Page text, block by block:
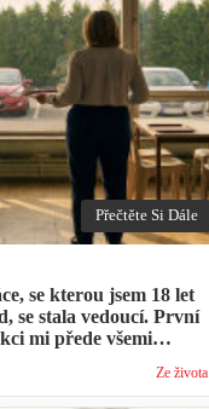
Přečtěte Si Dále
se kterou jsem 18 let
se stala vedoucí. První
mi přede všemi
stejně jako vždyckyZe života